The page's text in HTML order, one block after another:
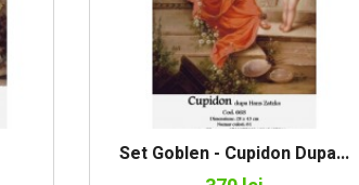
Set Goblen - Cupidon Dupa...